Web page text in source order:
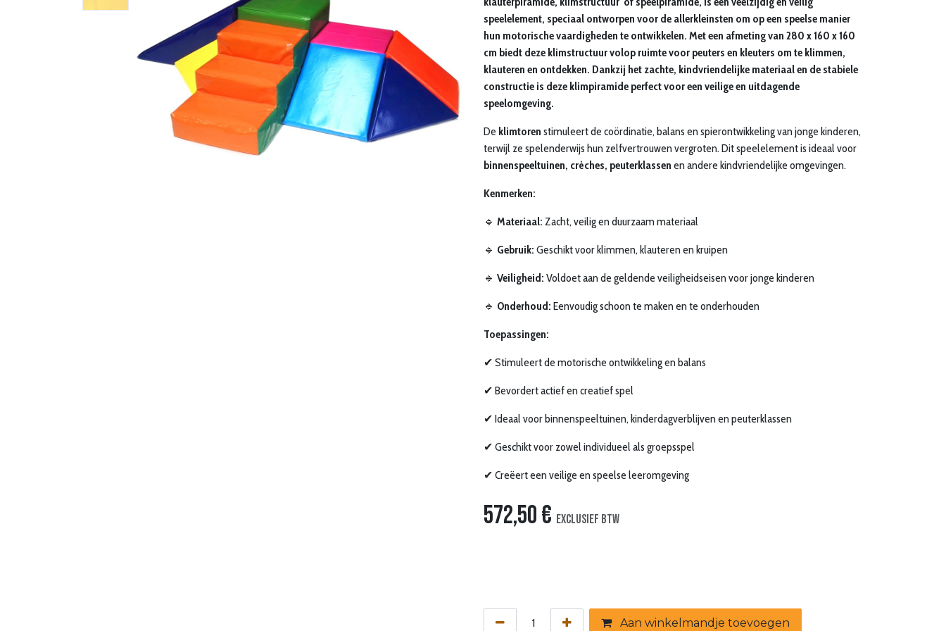
speelelement, speciaal ontworpen voor de allerkleinsten om op een speelse manier
hun motorische vaardigheden te ontwikkelen. Met een afmeting van 280 x 160 x 160
cm biedt deze klimstructuur volop ruimte voor peuters en kleuters om te klimmen,
klauteren en ontdekken. Dankzij het zachte, kindvriendelijke materiaal en de stabiele
constructie is deze klimpiramide perfect voor een veilige en uitdagende
speelomgeving.
De klimtoren stimuleert de coördinatie, balans en spierontwikkeling van jonge kinderen,
terwijl ze spelenderwijs hun zelfvertrouwen vergroten. Dit speelelement is ideaal voor
binnenspeeltuinen, crèches, peuterklassen en andere kindvriendelijke omgevingen.
Kenmerken:
🔹 Materiaal: Zacht, veilig en duurzaam materiaal
🔹 Gebruik: Geschikt voor klimmen, klauteren en kruipen
🔹 Veiligheid: Voldoet aan de geldende veiligheidseisen voor jonge kinderen
🔹 Onderhoud: Eenvoudig schoon te maken en te onderhouden
Toepassingen:
✔ Stimuleert de motorische ontwikkeling en balans
✔ Bevordert actief en creatief spel
✔ Ideaal voor binnenspeeltuinen, kinderdagverblijven en peuterklassen
✔ Geschikt voor zowel individueel als groepsspel
✔ Creëert een veilige en speelse leeromgeving
572,50€ Exclusief btw
Aan winkelmandje toevoegen